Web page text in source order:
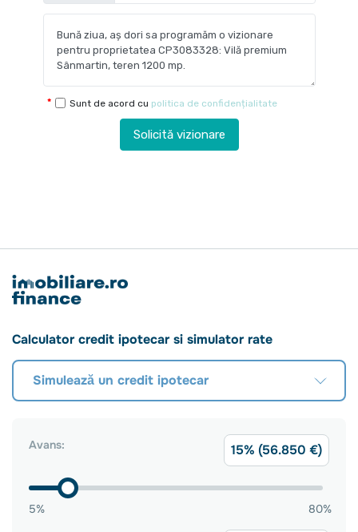
Sunt de acord cu politica de confidențialitate
Solicită vizionare